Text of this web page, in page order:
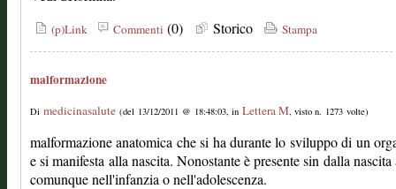
(p)Link Commenti (0) Storico Stampa
malformazione
Di medicinasalute (del 13/12/2011 @ 18:48:03, in Lettera M, visto n. 1273 volte)
malformazione anatomica che si ha durante lo sviluppo di un
e si manifesta alla nascita. Nonostante è presente sin dalla nascita
comunque nell'infanzia o nell'adolescenza.